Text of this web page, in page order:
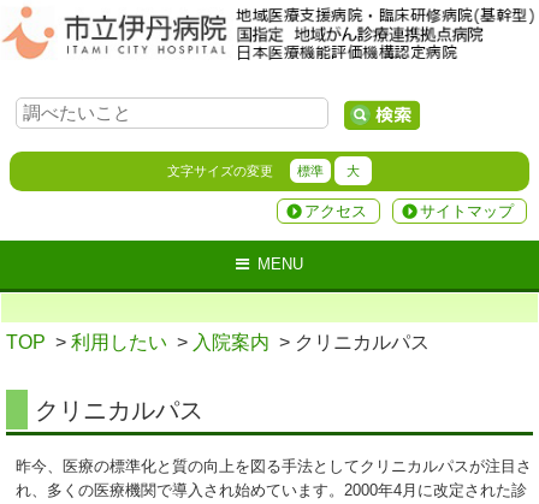
文字サイズの変更 標準 大
サイトマップ
アクセス
MENU
TOP > 利用したい > 入院案内 > クリニカルパス
クリニカルパス
昨今、医療の標準化と質の向上を図る手法としてクリニカルパスが注目さ
れ、多くの医療機関で導入され始めています。2000年4月に改定された診